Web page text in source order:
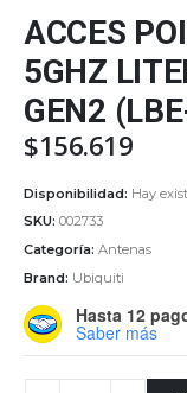
ACCES
5GHZ
GEN2
$156.619
Disponibilidad: Hay
SKU: 002733
Categoría: Antenas
Brand: Ubiquiti
Hasta 12
Saber más